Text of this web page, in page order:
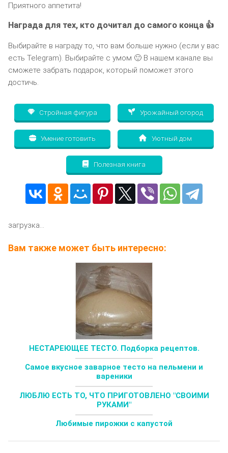
Приятного аппетита!
Награда для тех, кто дочитал до самого конца 👍
Выбирайте в награду то, что вам больше нужно (если у вас
есть Telegram). Выбирайте с умом 🙂 В нашем канале вы
сможете забрать подарок, который поможет этого
достичь.
Стройная фигура Урожайный огород
Умение готовить Уютный дом
Полезная книга
загрузка...
Вам также может быть интересно:
НЕСТАРЕЮЩЕЕ ТЕСТО. Подборка рецептов.
Самое вкусное заварное тесто на пельмени и
вареники
ЛЮБЛЮ ЕСТЬ ТО, ЧТО ПРИГОТОВЛЕНО "СВОИМИ
РУКАМИ"
Любимые пирожки с капустой